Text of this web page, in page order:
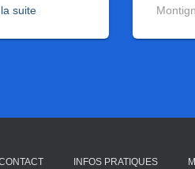
suite
INFOS PRATIQUES